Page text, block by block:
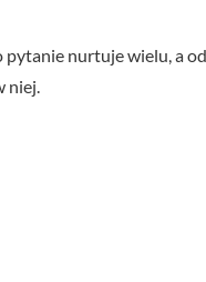
pytanie nurtuje wielu, a
niej.